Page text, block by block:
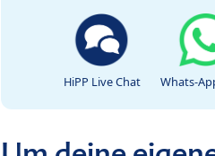
HiPP Live Chat Whats-